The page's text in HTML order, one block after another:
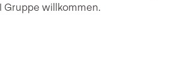
Gruppe willkommen.